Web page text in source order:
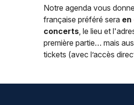
Notre agenda vous
française préféré sera en
concerts, le lieu et
première partie… mais
tickets (avec l’accès